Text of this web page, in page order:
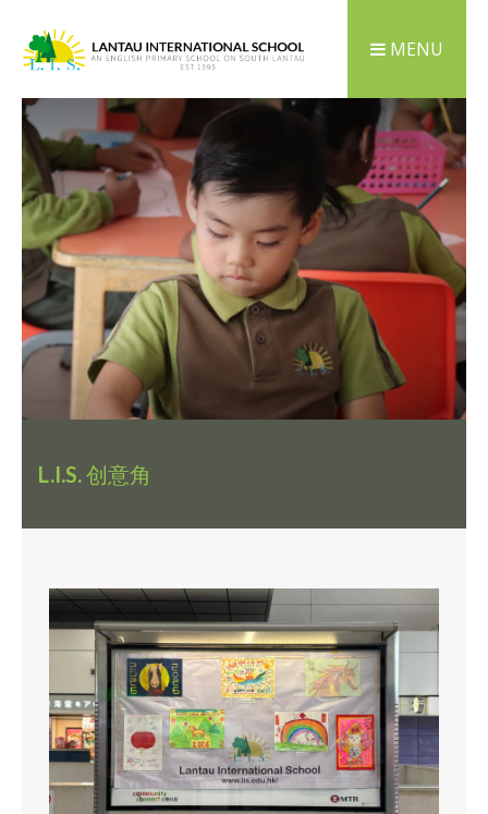
MENU
L.I.S.创意角